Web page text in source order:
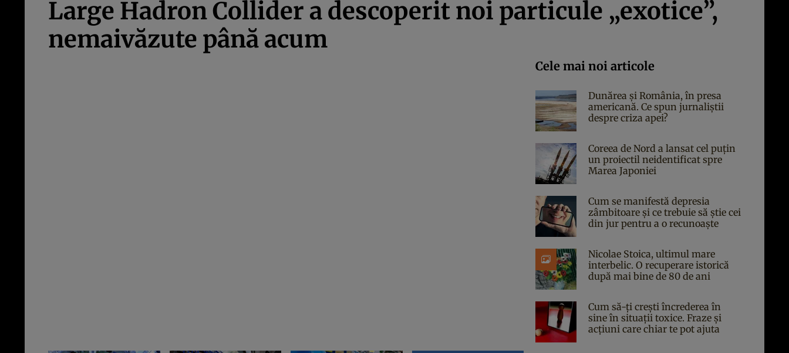
Large Hadron Collider a descoperit noi particule „exotice”,
nemaivăzute până acum
Cele mai noi articole
Dunărea și România, în presa
americană. Ce spun jurnaliștii
despre criza apei?
Coreea de Nord a lansat cel puțin
un proiectil neidentificat spre
Marea Japoniei
Cum se manifestă depresia
zâmbitoare și ce trebuie să știe cei
din jur pentru a o recunoaște
Nicolae Stoica, ultimul mare
interbelic. O recuperare istorică
după mai bine de 80 de ani
Cum să-ți crești încrederea în
sine în situații toxice. Fraze și
acțiuni care chiar te pot ajuta